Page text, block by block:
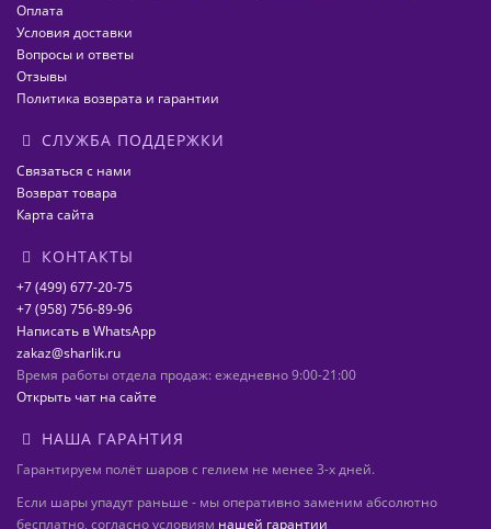
Оплата
Условия доставки
Вопросы и ответы
Отзывы
Политика возврата и гарантии
СЛУЖБА ПОДДЕРЖКИ
Связаться с нами
Возврат товара
Карта сайта
КОНТАКТЫ
+7 (499) 677-20-75
+7 (958) 756-89-96
Написать в WhatsApp
zakaz@sharlik.ru
Время работы отдела продаж: ежедневно 9:00-21:00
Открыть чат на сайте
НАША ГАРАНТИЯ
Гарантируем полёт шаров с гелием не менее 3-х дней.
Если шары упадут раньше - мы оперативно заменим абсолютно
бесплатно, согласно условиям нашей гарантии